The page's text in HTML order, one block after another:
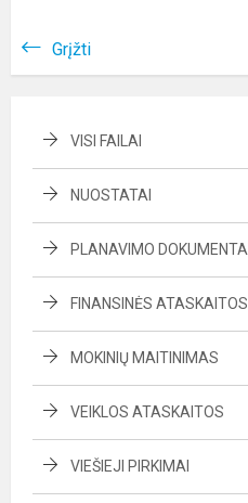
Grįžti
VISI FAILAI
NUOSTATAI
PLANAVIMO DOKUMENTAI
FINANSINĖS ATASKAITOS
MOKINIŲ MAITINIMAS
VEIKLOS ATASKAITOS
VIEŠIEJI PIRKIMAI